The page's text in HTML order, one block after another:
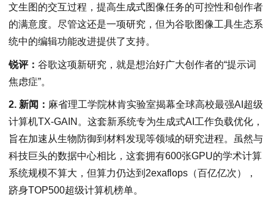
文生图的交互过程，提高生成式图像任务的可控性和创作者
的满意度。尽管这还是一项研究，但为谷歌图像工具生态系
统中的编辑功能改进提供了支持。
锐评： 谷歌这项新研究，就是想治好广大创作者的“提示词
焦虑症”。
2. 新闻： 麻省理工学院林肯实验室揭幕全球高校最强AI超级
计算机TX-GAIN。这套新系统专为生成式AI工作负载优化，
旨在加速从生物防御到材料发现等领域的研究进程。虽然与
科技巨头的数据中心相比，这套拥有600张GPU的学术计算
系统规模不算大，但算力仍达到2exaflops（百亿亿次），
跻身TOP500超级计算机榜单。